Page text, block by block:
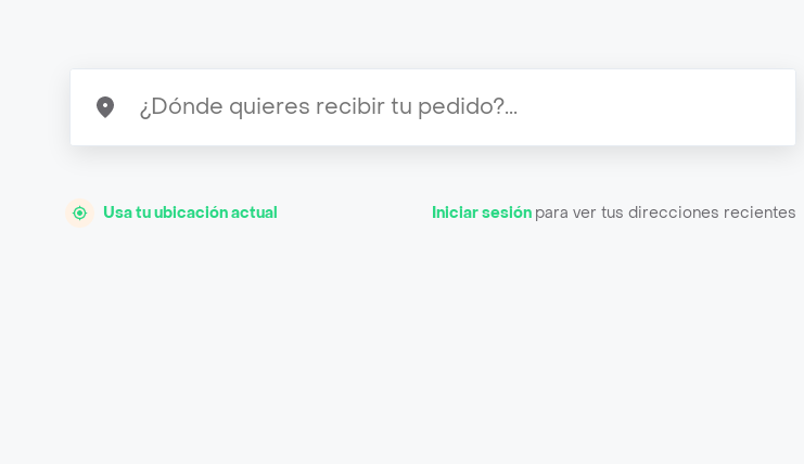
Usa tu ubicación actual Iniciar sesión para ver tus direcciones recientes